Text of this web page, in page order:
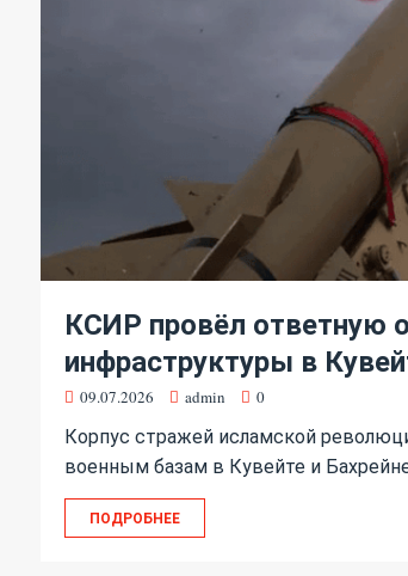
КСИР провёл ответную
инфраструктуры в
09.07.2026 admin 0
Корпус стражей исламской
военным базам в Кувейте и
ПОДРОБНЕЕ